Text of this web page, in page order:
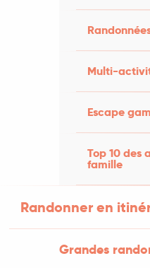
Multi-
Escape
Top 10 des
famille
Randonner en
Grandes